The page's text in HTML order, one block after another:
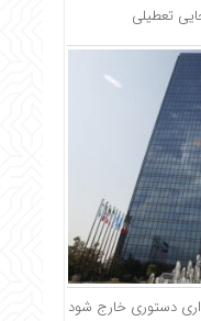
تعطیلی
دستوری خارج شود